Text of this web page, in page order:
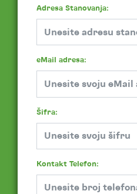
Adresa Stanovanja:
eMail adresa:
Šifra:
Kontakt Telefon: